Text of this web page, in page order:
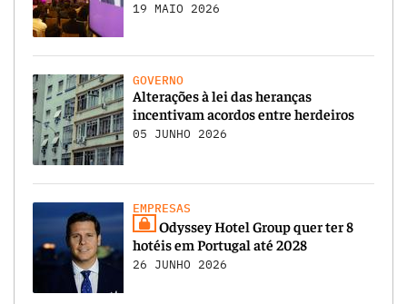
19 MAIO 2026
GOVERNO
Alterações à lei das heranças
incentivam acordos entre herdeiros
05 JUNHO 2026
EMPRESAS
Odyssey Hotel Group quer ter 8
hotéis em Portugal até 2028
26 JUNHO 2026